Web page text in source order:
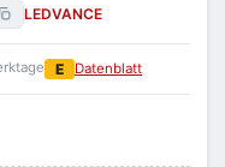
LEDVANCE
E Datenblatt